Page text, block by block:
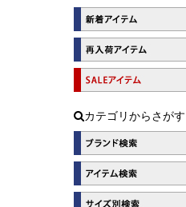
カテゴリからさがす